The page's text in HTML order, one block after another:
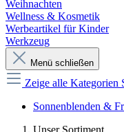
Weihnachten
Wellness & Kosmetik
Werbeartikel für Kinder
Werkzeug
Menü schließen
Zeige alle Kategorien
Sonnenblenden &
Unser Sortiment